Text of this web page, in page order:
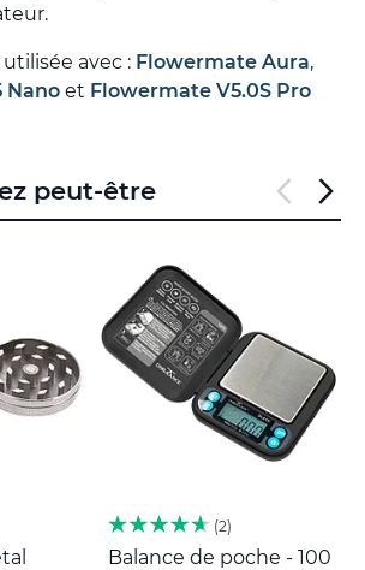
avec : Flowermate Aura,
Nano et Flowermate V5.0S Pro
peut-être
2
Balance de poche - 100